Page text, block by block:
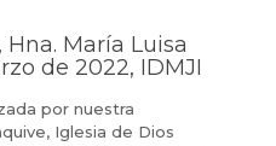
Hna. María Luisa
de 2022, IDMJI
por nuestra
Iglesia de Dios